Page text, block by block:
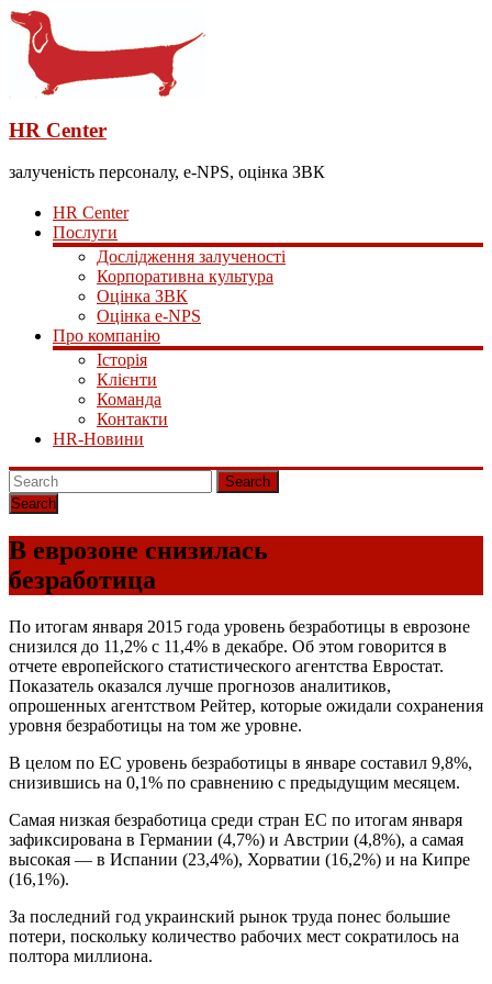
HR Center
залученість персоналу, e-NPS, оцінка ЗВК
HR Center
Послуги
Дослідження залученості
Корпоративна культура
Оцінка ЗВК
Оцінка e-NPS
Про компанію
Історія
Клієнти
Команда
Контакти
HR-Новини
Search
В еврозоне снизилась
безработица
По итогам января 2015 года уровень безработицы в еврозоне
снизился до 11,2% с 11,4% в декабре. Об этом говорится в
отчете европейского статистического агентства Евростат.
Показатель оказался лучше прогнозов аналитиков,
опрошенных агентством Рейтер, которые ожидали сохранения
уровня безработицы на том же уровне.
В целом по ЕС уровень безработицы в январе составил 9,8%,
снизившись на 0,1% по сравнению с предыдущим месяцем.
Самая низкая безработица среди стран ЕС по итогам января
зафиксирована в Германии (4,7%) и Австрии (4,8%), а самая
высокая — в Испании (23,4%), Хорватии (16,2%) и на Кипре
(16,1%).
За последний год украинский рынок труда понес большие
потери, поскольку количество рабочих мест сократилось на
полтора миллиона.